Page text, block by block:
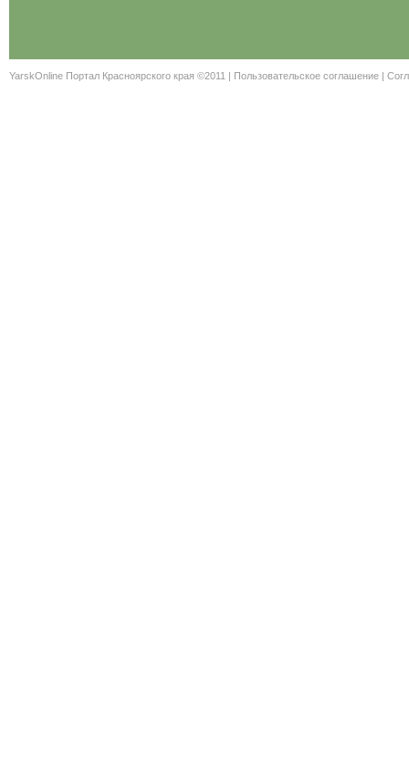
YarskOnline Портал Красноярского края ©2011 | Пользовательское соглашение |